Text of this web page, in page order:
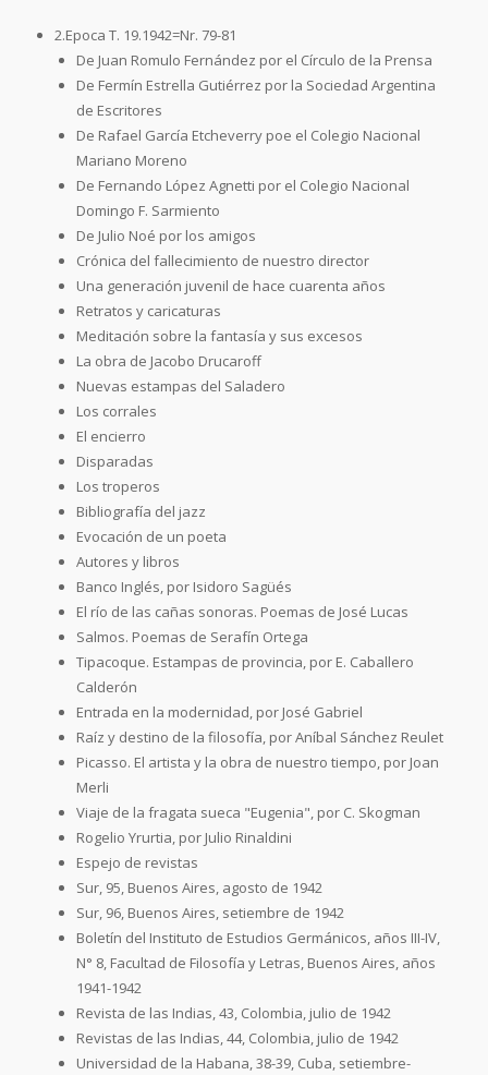
2.Epoca T. 19.1942=Nr. 79-81
De Juan Romulo Fernández por el Círculo de la Prensa
De Fermín Estrella Gutiérrez por la Sociedad Argentina
de Escritores
De Rafael García Etcheverry poe el Colegio Nacional
Mariano Moreno
De Fernando López Agnetti por el Colegio Nacional
Domingo F. Sarmiento
De Julio Noé por los amigos
Crónica del fallecimiento de nuestro director
Una generación juvenil de hace cuarenta años
Retratos y caricaturas
Meditación sobre la fantasía y sus excesos
La obra de Jacobo Drucaroff
Nuevas estampas del Saladero
Los corrales
El encierro
Disparadas
Los troperos
Bibliografía del jazz
Evocación de un poeta
Autores y libros
Banco Inglés, por Isidoro Sagüés
El río de las cañas sonoras. Poemas de José Lucas
Salmos. Poemas de Serafín Ortega
Tipacoque. Estampas de provincia, por E. Caballero
Calderón
Entrada en la modernidad, por José Gabriel
Raíz y destino de la filosofía, por Aníbal Sánchez Reulet
Picasso. El artista y la obra de nuestro tiempo, por Joan
Merli
Viaje de la fragata sueca "Eugenia", por C. Skogman
Rogelio Yrurtia, por Julio Rinaldini
Espejo de revistas
Sur, 95, Buenos Aires, agosto de 1942
Sur, 96, Buenos Aires, setiembre de 1942
Boletín del Instituto de Estudios Germánicos, años III-IV,
N° 8, Facultad de Filosofía y Letras, Buenos Aires, años
1941-1942
Revista de las Indias, 43, Colombia, julio de 1942
Revistas de las Indias, 44, Colombia, julio de 1942
Universidad de la Habana, 38-39, Cuba, setiembre-